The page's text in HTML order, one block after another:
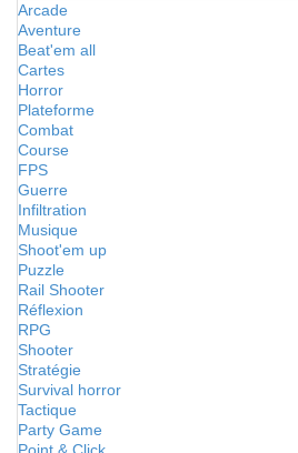
Arcade
Aventure
Beat'em all
Cartes
Horror
Plateforme
Combat
Course
FPS
Guerre
Infiltration
Musique
Shoot'em up
Puzzle
Rail Shooter
Réflexion
RPG
Shooter
Stratégie
Survival horror
Tactique
Party Game